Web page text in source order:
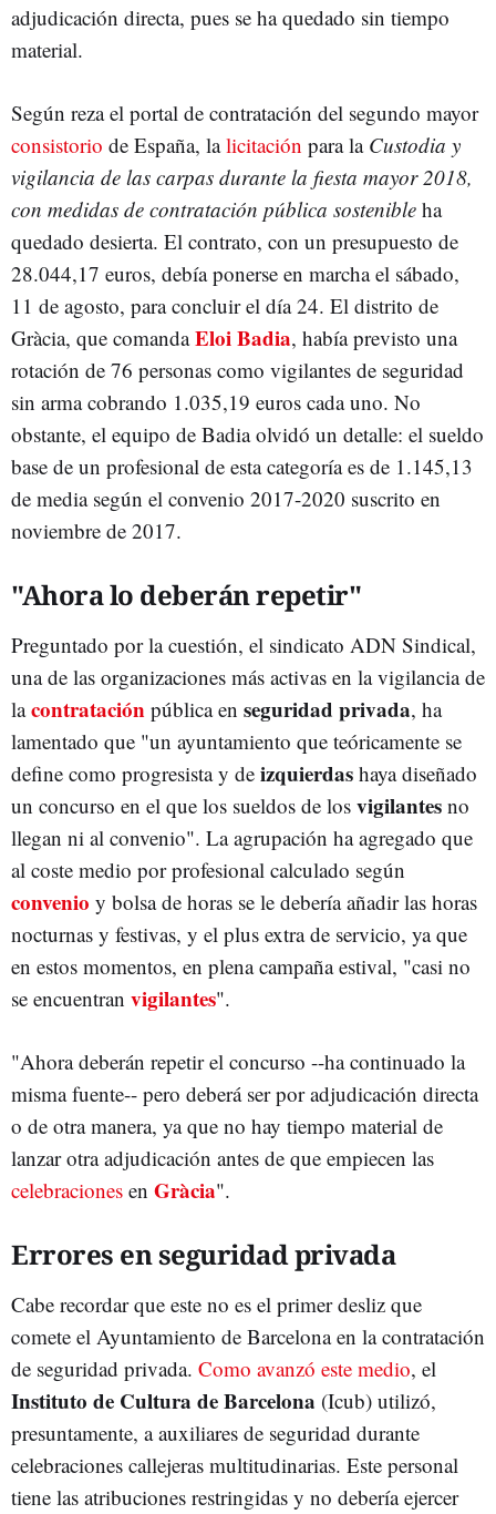
adjudicación directa, pues se ha quedado sin tiempo
material.
Según reza el portal de contratación del segundo mayor
consistorio de España, lalicitación para la Custodia y
vigilancia de las carpas durante la fiesta mayor 2018,
con medidas de contratación pública sostenible ha
quedado desierta. El contrato, con un presupuesto de
28.044,17 euros, debía ponerse en marcha el sábado,
11 de agosto, para concluir el día 24. El distrito de
Gràcia, que comandaEloi Badia, había previsto una
rotación de 76 personas como vigilantes de seguridad
sin arma cobrando 1.035,19 euros cada uno. No
obstante, el equipo de Badia olvidó un detalle: el sueldo
base de un profesional de esta categoría es de 1.145,13
de media según el convenio 2017-2020 suscrito en
noviembre de 2017.
"Ahora lo deberán repetir"
Preguntado por la cuestión, el sindicato ADN Sindical,
una de las organizaciones más activas en la vigilancia de
lacontratación pública en seguridad privada, ha
lamentado que "un ayuntamiento que teóricamente se
define como progresista y de izquierdas haya diseñado
un concurso en el que los sueldos de los vigilantes no
llegan ni al convenio". La agrupación ha agregado que
al coste medio por profesional calculado según
convenio y bolsa de horas se le debería añadir las horas
nocturnas y festivas, y el plus extra de servicio, ya que
en estos momentos, en plena campaña estival, "casi no
se encuentran vigilantes".
"Ahora deberán repetir el concurso --ha continuado la
misma fuente-- pero deberá ser por adjudicación directa
o de otra manera, ya que no hay tiempo material de
lanzar otra adjudicación antes de que empiecen las
celebraciones en Gràcia".
Errores en seguridad privada
Cabe recordar que este no es el primer desliz que
comete el Ayuntamiento de Barcelona en la contratación
de seguridad privada. Como avanzó este medio, el
Instituto de Cultura de Barcelona (Icub) utilizó,
presuntamente, a auxiliares de seguridad durante
celebraciones callejeras multitudinarias. Este personal
tiene las atribuciones restringidas y no debería ejercer